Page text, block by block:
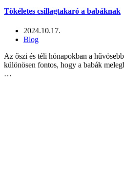
Tökéletes csillagtakaró a babáknak
2024.10.17.
Blog
Az őszi és téli hónapokban a
különösen fontos, hogy a babák
…